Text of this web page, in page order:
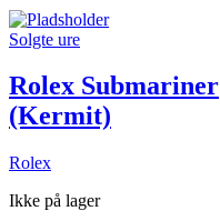
Solgte ure
Rolex Submariner
(Kermit)
Rolex
Ikke på lager